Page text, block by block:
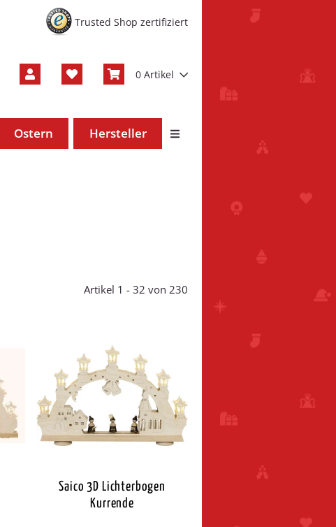
Trusted Shop zertifiziert
0 Artikel
Ostern Hersteller
Artikel 1 - 32 von 230
Saico 3D Lichterbogen
Kurrende